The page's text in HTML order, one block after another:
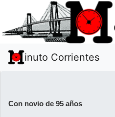
inuto Corrientes
Con novio de 95 años